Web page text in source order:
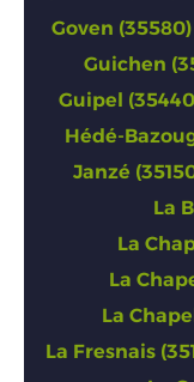
Goven (35580)
Guichen
Guipel
Hédé-
Janzé
La
La
La
La
La Fresnais